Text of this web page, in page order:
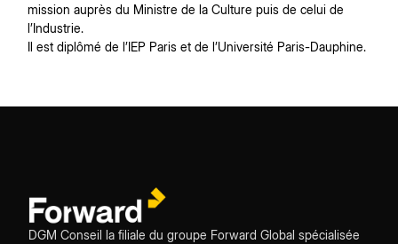
mission auprès du Ministre de la Culture puis de celui de
l’Industrie.
Il est diplômé de l’IEP Paris et de l’Université Paris-Dauphine.
DGM Conseil la filiale du groupe Forward Global spécialisée